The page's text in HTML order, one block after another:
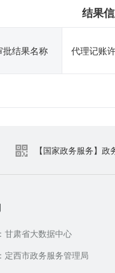
结果
批结果名称 代理记账
【国家政务服务】政
甘肃省大数据中心
定西市政务服务管理局